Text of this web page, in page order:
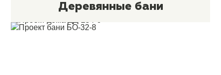
Деревянные бани